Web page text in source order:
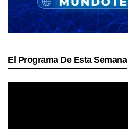
El Programa De Esta Semana